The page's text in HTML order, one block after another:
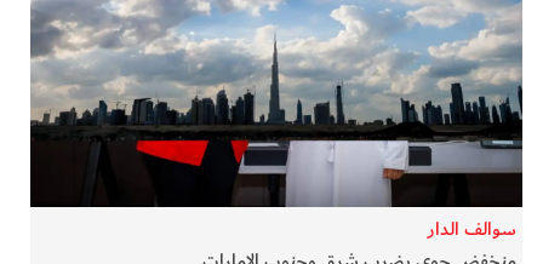
بيزنس
في المرمى
وثائقيات الخور
فن وثقافة
سوالف الدار